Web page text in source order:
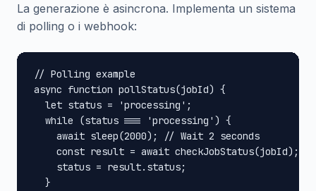
La generazione è asincrona. Implementa un sistema
di polling o i webhook:
// Polling example
async function pollStatus(jobId) {
  let status = 'processing';
  while (status === 'processing') {
    await sleep(2000); // Wait 2 seconds
    const result = await checkJobStatus(jobId);
    status = result.status;
  }